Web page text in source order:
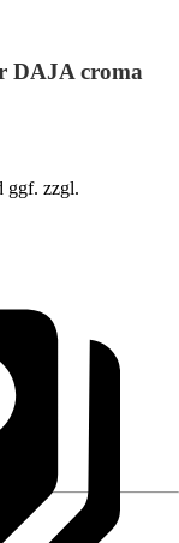
DAJA croma
ggf. zzgl.